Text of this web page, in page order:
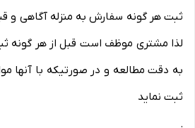
ثبت هر گونه سفارش به منزله آگاهی و
لذا مشتری موظف است قبل از هر گونه
به دقت مطالعه و در صورتیکه با آنها
ثبت نماید
.